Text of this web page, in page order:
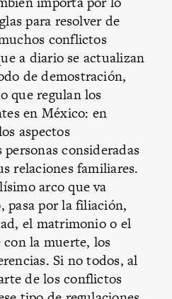
para resolver de
conflictos
a diario se actualizan
de demostración,
que regulan los
en México: en
aspectos
consideradas
relaciones familiares.
arco que va
pasa por la filiación,
el matrimonio o el
la muerte, los
Si no todos, al
de los conflictos